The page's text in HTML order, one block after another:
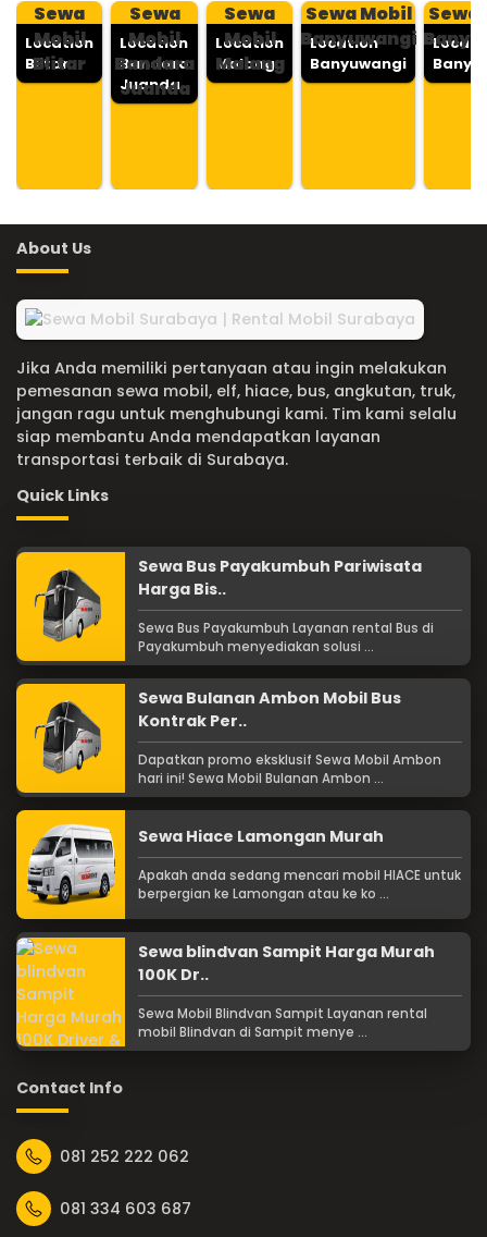
Sewa
Mobil
Blitar
Location
Blitar
Sewa
Mobil
Bandara
Juanda
Location
Bandara
Juanda
Sewa
Mobil
Malang
Location
Malang
Sewa Mobil
Banyuwangi
Location
Banyuwangi
Sewa
About Us
Jika Anda memiliki pertanyaan atau ingin melakukan
pemesanan sewa mobil, elf, hiace, bus, angkutan, truk,
jangan ragu untuk menghubungi kami. Tim kami selalu
siap membantu Anda mendapatkan layanan
transportasi terbaik di Surabaya.
Quick Links
Sewa Bus Payakumbuh Pariwisata
Harga Bis..
Sewa Bus Payakumbuh Layanan rental Bus di
Payakumbuh menyediakan solusi ...
Sewa Bulanan Ambon Mobil Bus
Kontrak Per..
Dapatkan promo eksklusif Sewa Mobil Ambon
hari ini! Sewa Mobil Bulanan Ambon ...
Sewa Hiace Lamongan Murah
Apakah anda sedang mencari mobil HIACE untuk
berpergian ke Lamongan atau ke ko ...
Sewa blindvan Sampit Harga Murah
100K Dr..
Sewa Mobil Blindvan Sampit Layanan rental
mobil Blindvan di Sampit menye ...
Contact Info
081 252 222 062
081 334 603 687